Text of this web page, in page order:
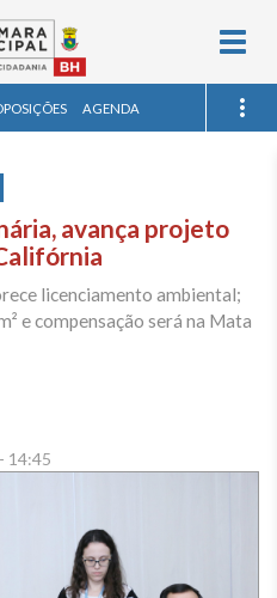
AGENDA
avança projeto
licenciamento ambiental;
e compensação será na Mata
14:45